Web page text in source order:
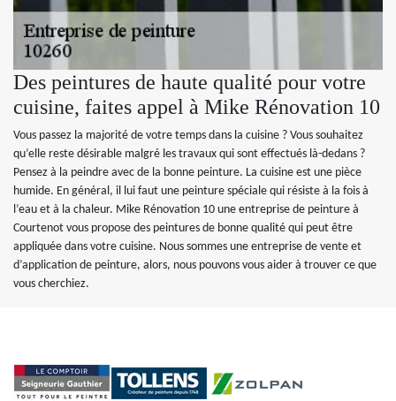
Des peintures de haute qualité pour votre
cuisine, faites appel à Mike Rénovation 10
Vous passez la majorité de votre temps dans la cuisine ? Vous souhaitez
qu’elle reste désirable malgré les travaux qui sont effectués là-dedans ?
Pensez à la peindre avec de la bonne peinture. La cuisine est une pièce
humide. En général, il lui faut une peinture spéciale qui résiste à la fois à
l’eau et à la chaleur. Mike Rénovation 10 une entreprise de peinture à
Courtenot vous propose des peintures de bonne qualité qui peut être
appliquée dans votre cuisine. Nous sommes une entreprise de vente et
d’application de peinture, alors, nous pouvons vous aider à trouver ce que
vous cherchiez.